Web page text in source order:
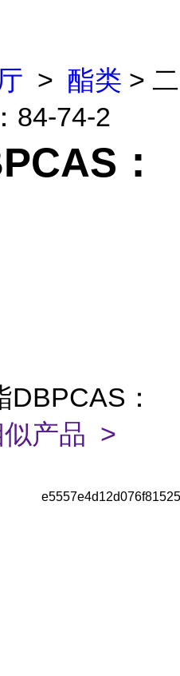
> 酯类 > 二
84-74-2
：
DBPCAS：
似产品 >